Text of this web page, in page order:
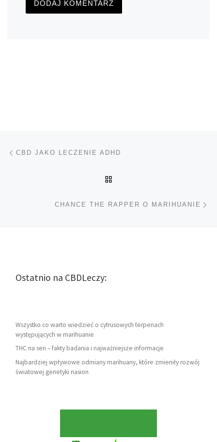
Nawigacja wpisu
CBD JAKO LECZENIE ADHD
CHANCE THE RAPPER O MARIHUANIE
Ostatnio na CBDLeczy:
Wszystko co warto wiedzieć o cytrusowych terpenach
występujących w marihuanie
THC na sen – fakty badania i najważniejsze informacje
Najbardziej wpływowe odmiany marihuany, które zmieniły rozwój
światowej genetyki nasion